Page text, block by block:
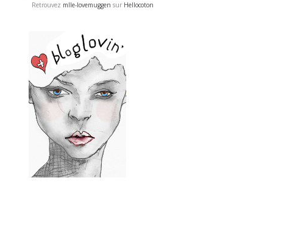
Retrouvez mlle-lovemuggen sur Hellocoton